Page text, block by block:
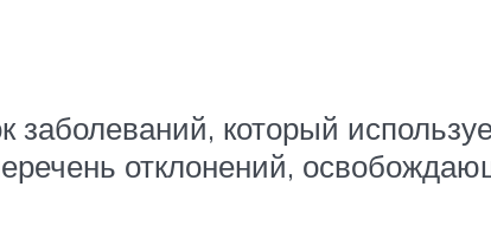
который
отклонений,